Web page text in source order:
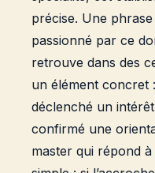
précise. Une
passionné par ce
retrouve dans des
un élément concret
déclenché un
confirmé une
master qui répond